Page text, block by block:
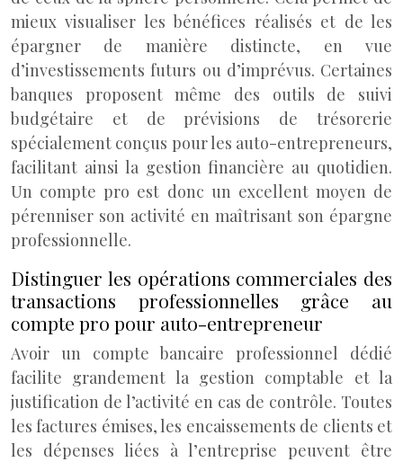
mieux visualiser les bénéfices réalisés et de les
épargner de manière distincte, en vue
d’investissements futurs ou d’imprévus. Certaines
banques proposent même des outils de suivi
budgétaire et de prévisions de trésorerie
spécialement conçus pour les auto-entrepreneurs,
facilitant ainsi la gestion financière au quotidien.
Un compte pro est donc un excellent moyen de
pérenniser son activité en maîtrisant son épargne
professionnelle.
Distinguer les opérations commerciales des
transactions professionnelles grâce au
compte pro pour auto-entrepreneur
Avoir un compte bancaire professionnel dédié
facilite grandement la gestion comptable et la
justification de l’activité en cas de contrôle. Toutes
les factures émises, les encaissements de clients et
les dépenses liées à l’entreprise peuvent être